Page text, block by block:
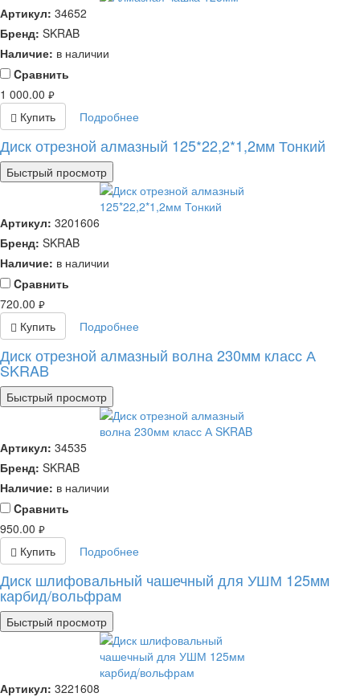
Артикул: 34652
Бренд: SKRAB
Наличие: в наличии
Cравнить
1 000.00 руб.
Купить Подробнее
Диск отрезной алмазный 125*22,2*1,2мм Тонкий
Быстрый просмотр
Артикул: 3201606
Бренд: SKRAB
Наличие: в наличии
Cравнить
720.00 руб.
Купить Подробнее
Диск отрезной алмазный волна 230мм класс А
SKRAB
Быстрый просмотр
Артикул: 34535
Бренд: SKRAB
Наличие: в наличии
Cравнить
950.00 руб.
Купить Подробнее
Диск шлифовальный чашечный для УШМ 125мм
карбид/вольфрам
Быстрый просмотр
Артикул: 3221608